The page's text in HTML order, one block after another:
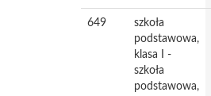
649
szkoła
podstawowa,
klasa I -
szkoła
podstawowa,